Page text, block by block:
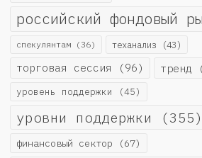
российский фондовый
спекулянтам (36) теханализ (43)
торговая сессия (96) тренд
уровень поддержки (45)
уровни поддержки (355)
финансовый сектор (67)